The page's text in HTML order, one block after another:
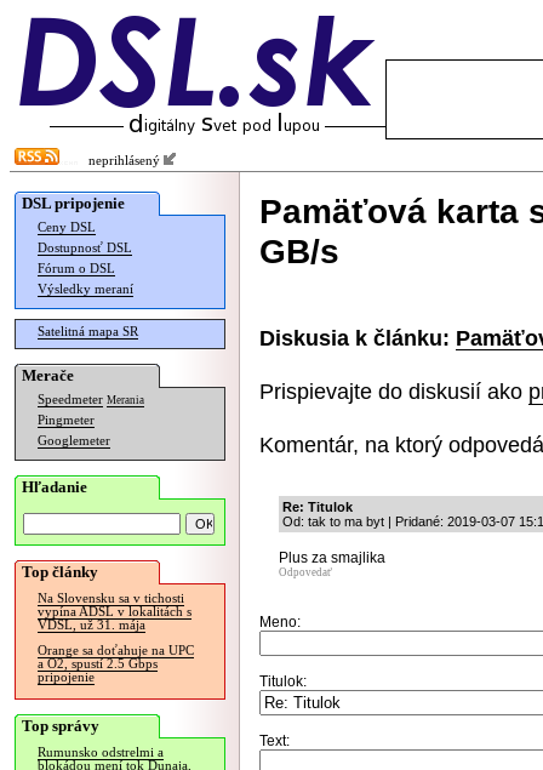
neprihlásený
DSL pripojenie
Ceny DSL
Dostupnosť DSL
Fórum o DSL
Výsledky meraní
Satelitná mapa SR
Merače
Speedmeter Merania
Pingmeter
Googlemeter
Hľadanie
Top články
Na Slovensku sa v tichosti
vypína ADSL v lokalitách s
VDSL, už 31. mája
Orange sa doťahuje na UPC
a O2, spustí 2.5 Gbps
pripojenie
Top správy
Rumunsko odstrelmi a
blokádou mení tok Dunaja,
Pamäťová karta
GB/s
Diskusia k článku:
Prispievajte do diskusií ako
Komentár, na ktorý
Re: Titulok
Od: tak to ma byt | Pridané: 2019-03-07
Plus za smajlika
Odpovedať
Meno:
Titulok:
Text: